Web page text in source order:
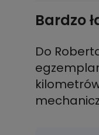
Bardzo
Do